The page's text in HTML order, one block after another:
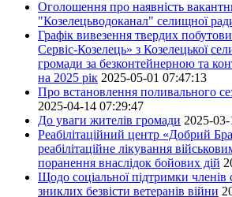
Оголошення про наявність
"Козелецьводоканал" селищної
Графік вивезення твердих
Сервіс-Козелець» з Козелецької
громади за безконтейнерною та
на 2025 рік 2025-05-01 07:47:13
Про встановлення поливального
2025-04-14 07:29:47
До уваги жителів громади 2025-
Реабілітаційний центр «Добрий
реабілітаційне лікування
поранення внаслідок бойових дій
Щодо соціальної підтримки членів
зниклих безвісти ветеранів війни